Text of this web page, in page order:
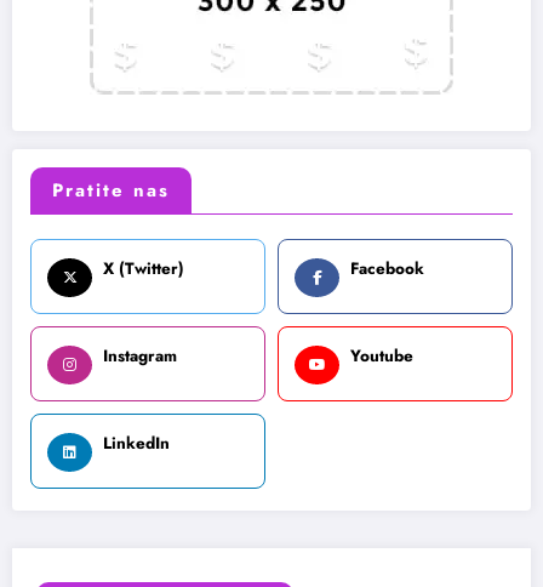
Pratite nas
X (Twitter) Facebook
Instagram Youtube
LinkedIn